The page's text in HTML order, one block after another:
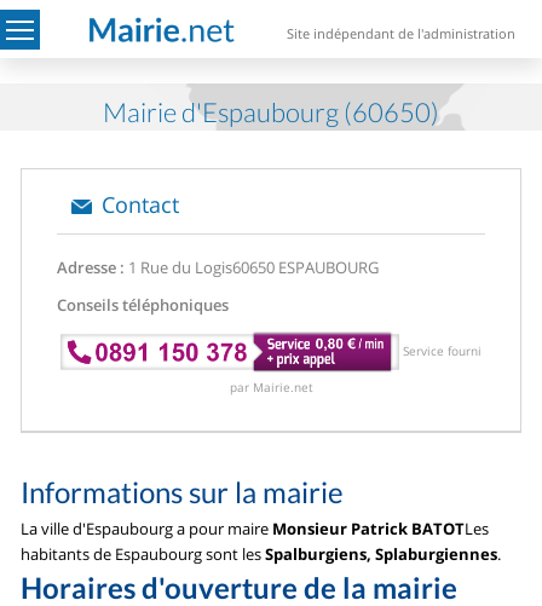
Site indépendant de l'administration
Mairie d'Espaubourg (60650)
Contact
Adresse : 1 Rue du Logis60650 ESPAUBOURG
Conseils téléphoniques
Service fourni
par Mairie.net
Informations sur la mairie
La ville d'Espaubourg a pour maire Monsieur Patrick BATOTLes
habitants de Espaubourg sont lesSpalburgiens, Splaburgiennes.
Horaires d'ouverture de la mairie